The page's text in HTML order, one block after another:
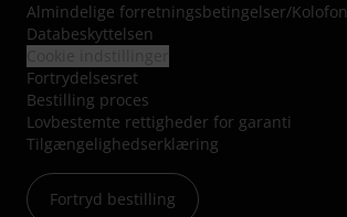
Almindelige forretningsbetingelser/Kolofon
Databeskyttelsen
Fortrydelsesret
Bestilling proces
Lovbestemte rettigheder for garanti
Tilgængelighedserklæring
Fortryd bestilling